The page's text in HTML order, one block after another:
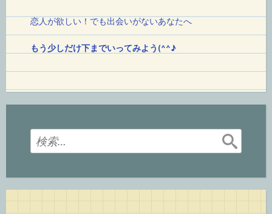
恋人が欲しい！でも出会いがないあなたへ
もう少しだけ下までいってみよう(^^♪
索: